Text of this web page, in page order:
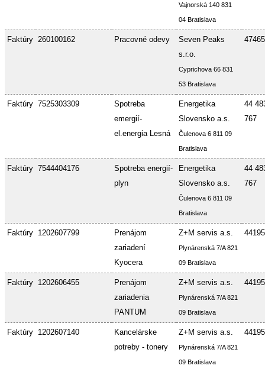
Vajnorská 140 831
04 Bratislava
Faktúry 260100162 Pracovné odevy
Seven Peaks
s.r.o.
Cyprichova 66 831
53 Bratislava
Faktúry 7525303309
Spotreba
emergií-
el.energia Lesná
Energetika
Slovensko a.s.
Čulenova 6 811 09
Bratislava
44
767
Faktúry 7544404176
Spotreba energií-
plyn
Energetika
Slovensko a.s.
Čulenova 6 811 09
Bratislava
44
767
Faktúry 1202607799
Prenájom
zariadení
Kyocera
Z+M servis a.s.
Plynárenská 7/A 821
09 Bratislava
Faktúry 1202606455
Prenájom
zariadenia
PANTUM
Z+M servis a.s.
Plynárenská 7/A 821
09 Bratislava
Faktúry 1202607140
Kancelárske
potreby - tonery
Z+M servis a.s.
Plynárenská 7/A 821
09 Bratislava